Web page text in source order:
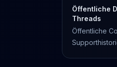
Öffentliche
Threads
Öffentliche